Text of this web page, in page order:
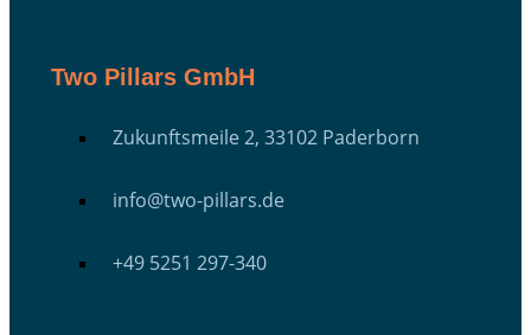
Two Pillars GmbH
Zukunftsmeile 2, 33102 Paderborn
info@two-pillars.de
+49 5251 297-340